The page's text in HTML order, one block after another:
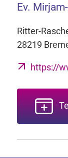
Ev.
Ritter-
28219
https://